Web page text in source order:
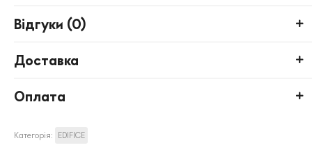
Відгуки (0)
Доставка
Оплата
Категорія: EDIFICE